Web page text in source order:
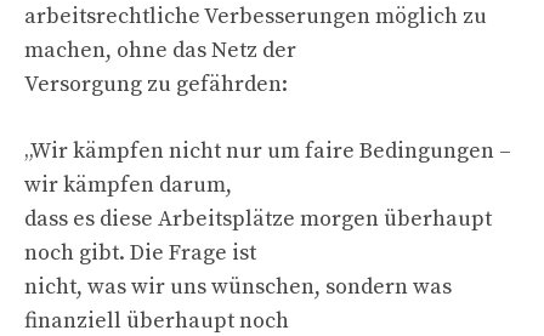
arbeitsrechtliche Verbesserungen möglich zu
machen, ohne das Netz der
Versorgung zu gefährden:
„Wir kämpfen nicht nur um faire Bedingungen –
wir kämpfen darum,
dass es diese Arbeitsplätze morgen überhaupt
noch gibt. Die Frage ist
nicht, was wir uns wünschen, sondern was
finanziell überhaupt noch